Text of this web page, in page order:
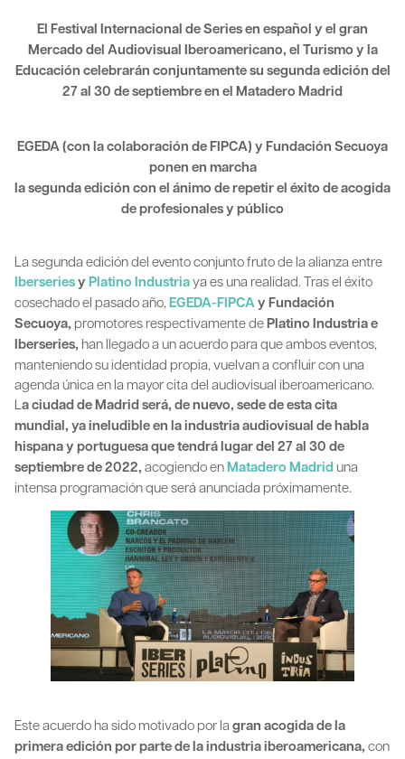
El Festival Internacional de Series en español y el gran
Mercado del Audiovisual Iberoamericano, el Turismo y la
Educación celebrarán conjuntamente su segunda edición del
27 al 30 de septiembre en el Matadero Madrid
EGEDA (con la colaboración de FIPCA) y Fundación Secuoya
ponen en marcha
la segunda edición con el ánimo de repetir el éxito de acogida
de profesionales y público
La segunda edición del evento conjunto fruto de la alianza entre
IberseriesyPlatino Industriaya es una realidad. Tras el éxito
cosechado el pasado año,EGEDA-FIPCAy Fundación
Secuoya, promotores respectivamente dePlatino Industria e
Iberseries, han llegado a un acuerdo para que ambos eventos,
manteniendo su identidad propia, vuelvan a confluir con una
agenda única en la mayor cita del audiovisual iberoamericano.
La ciudad de Madrid será, de nuevo, sede de esta cita
mundial, ya ineludible en la industria audiovisual de habla
hispana y portuguesa que tendrá lugar del 27 al 30 de
septiembre de 2022, acogiendo enMatadero Madrid una
intensa programación que será anunciada próximamente.
Este acuerdo ha sido motivado por la gran acogida de la
primera edición por parte de la industria iberoamericana, con